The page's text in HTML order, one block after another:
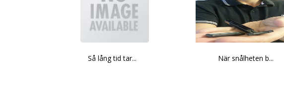
Så lång tid tar... När snålheten b...